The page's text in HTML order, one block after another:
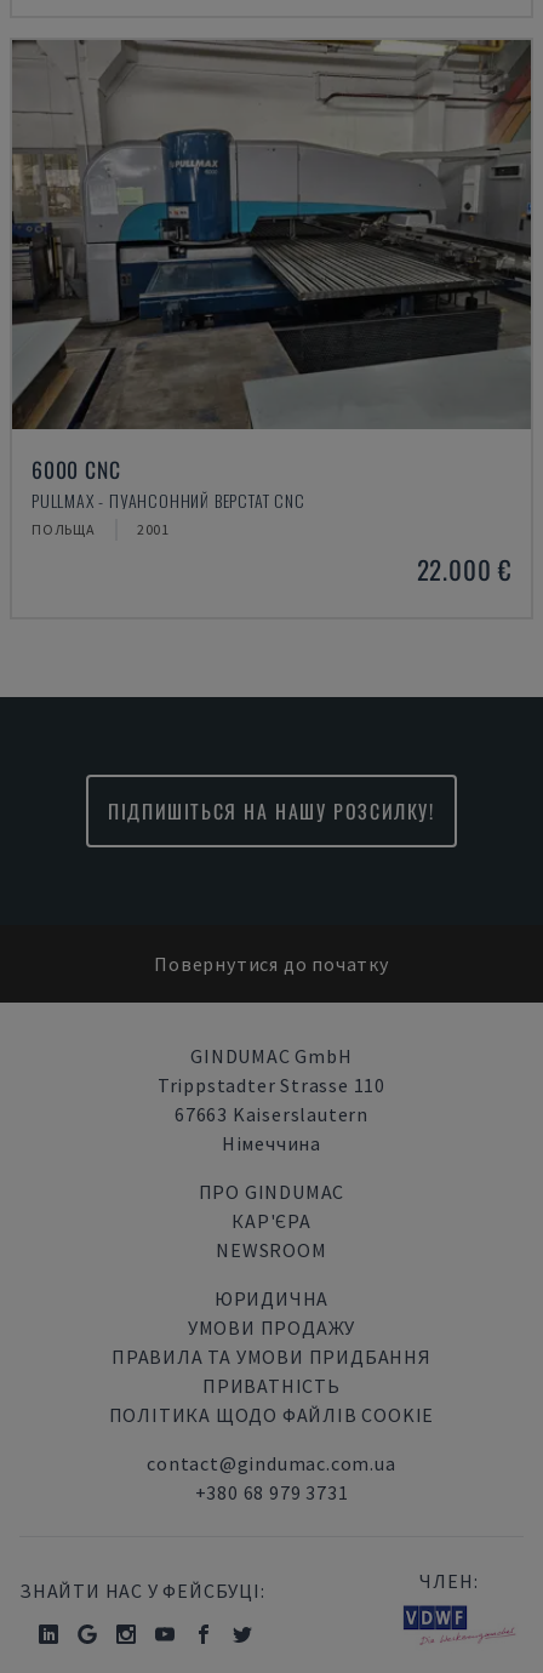
6000 CNC
PULLMAX - ПУАНСОННИЙ ВЕРСТАТ CNC
ПОЛЬЩА 2001
22.000 €
ПІДПИШІТЬСЯ НА НАШУ РОЗСИЛКУ!
Повернутися до початку
GINDUMAC GmbH
Trippstadter Strasse 110
67663 Kaiserslautern
Німеччина
ПРО GINDUMAC
КАР'ЄРА
NEWSROOM
ЮРИДИЧНА
УМОВИ ПРОДАЖУ
ПРАВИЛА ТА УМОВИ ПРИДБАННЯ
ПРИВАТНІСТЬ
ПОЛІТИКА ЩОДО ФАЙЛІВ COOKIE
contact@gindumac.com.ua
+380 68 979 3731
ЗНАЙТИ НАС У ФЕЙСБУЦІ: ЧЛЕН: